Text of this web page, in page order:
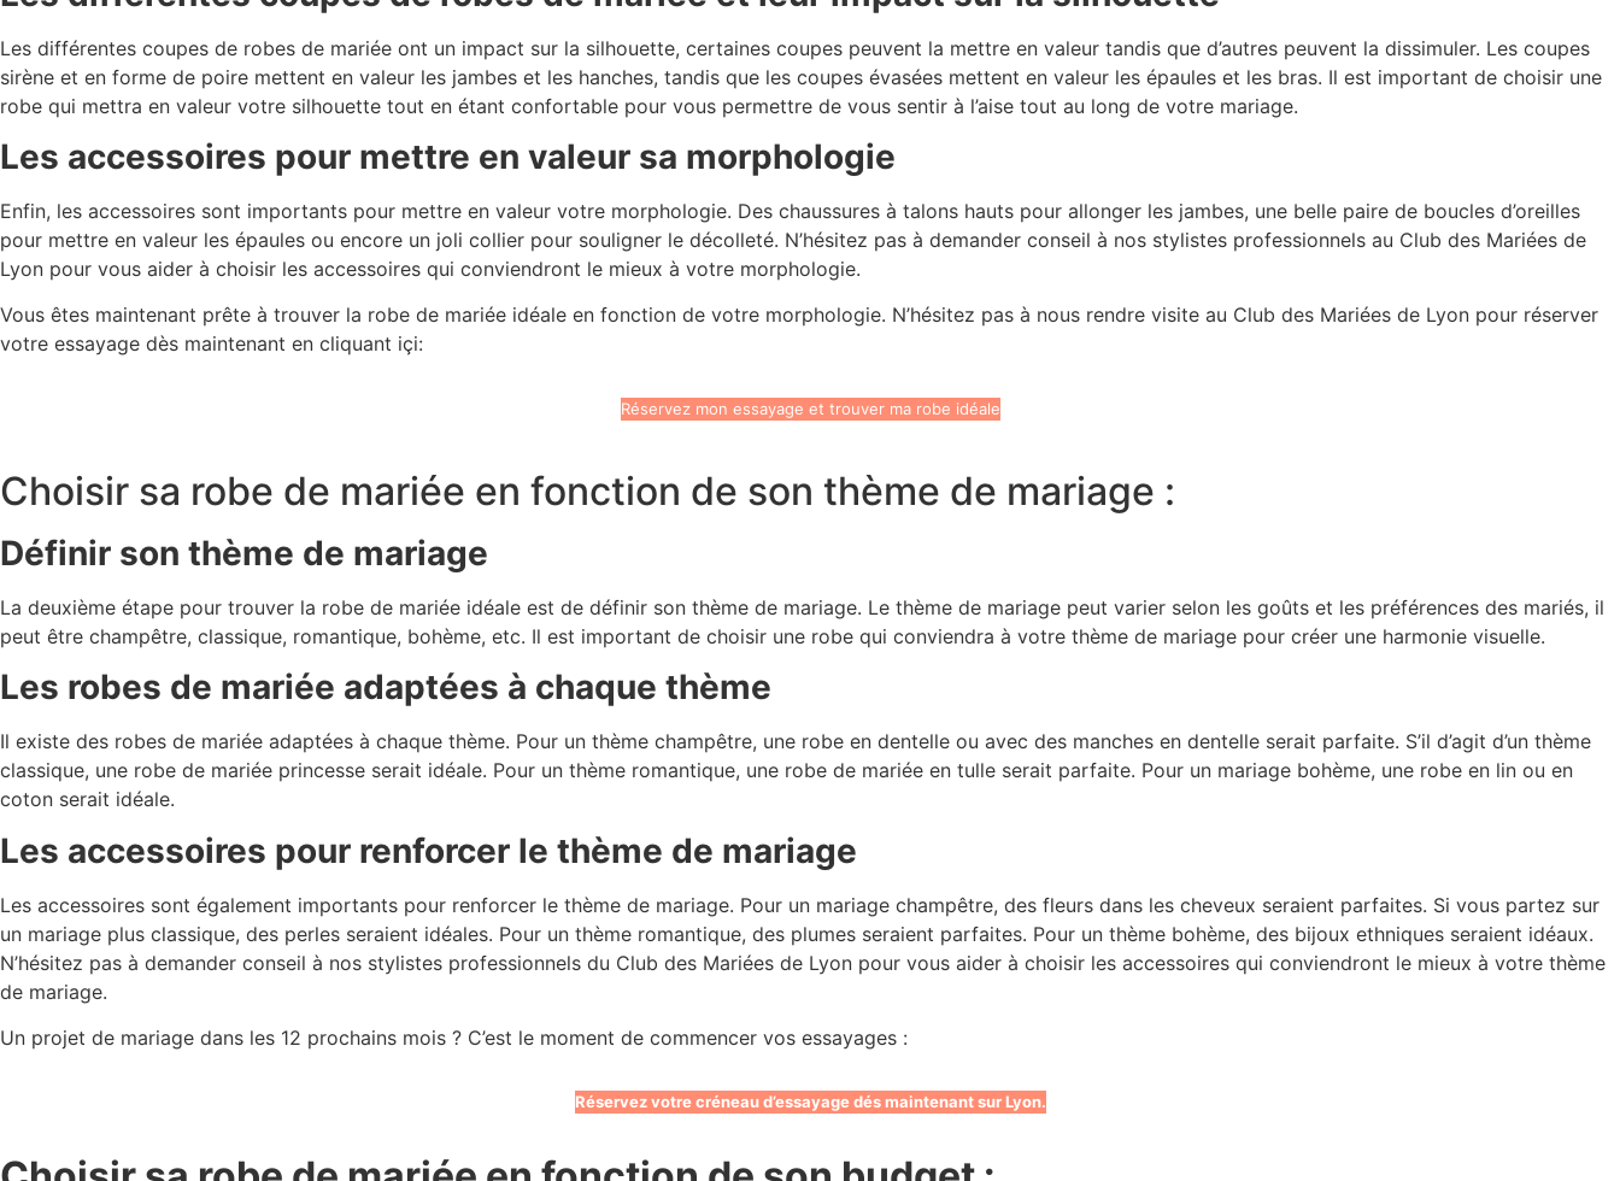
Les différentes coupes de robes de mariée ont un impact sur la silhouette, certaines coupes peuvent la mettre en valeur tandis que d’autres peuvent la dissimuler. Les coupes
sirène et en forme de poire mettent en valeur les jambes et les hanches, tandis que les coupes évasées mettent en valeur les épaules et les bras. Il est important de choisir une
robe qui mettra en valeur votre silhouette tout en étant confortable pour vous permettre de vous sentir à l’aise tout au long de votre mariage.
Les accessoires pour mettre en valeur sa morphologie
Enfin, les accessoires sont importants pour mettre en valeur votre morphologie. Des chaussures à talons hauts pour allonger les jambes, une belle paire de boucles d’oreilles
pour mettre en valeur les épaules ou encore un joli collier pour souligner le décolleté. N’hésitez pas à demander conseil à nos stylistes professionnels au Club des Mariées de
Lyon pour vous aider à choisir les accessoires qui conviendront le mieux à votre morphologie.
Vous êtes maintenant prête à trouver la robe de mariée idéale en fonction de votre morphologie. N’hésitez pas à nous rendre visite au Club des Mariées de Lyon pour réserver
votre essayage dès maintenant en cliquant içi:
Réservez mon essayage et trouver ma robe idéale
Choisir sa robe de mariée en fonction de son thème de mariage :
Définir son thème de mariage
La deuxième étape pour trouver la robe de mariée idéale est de définir son thème de mariage. Le thème de mariage peut varier selon les goûts et les préférences des mariés, il
peut être champêtre, classique, romantique, bohème, etc. Il est important de choisir une robe qui conviendra à votre thème de mariage pour créer une harmonie visuelle.
Les robes de mariée adaptées à chaque thème
Il existe des robes de mariée adaptées à chaque thème. Pour un thème champêtre, une robe en dentelle ou avec des manches en dentelle serait parfaite. S’il d’agit d’un thème
classique, une robe de mariée princesse serait idéale. Pour un thème romantique, une robe de mariée en tulle serait parfaite. Pour un mariage bohème, une robe en lin ou en
coton serait idéale.
Les accessoires pour renforcer le thème de mariage
Les accessoires sont également importants pour renforcer le thème de mariage. Pour un mariage champêtre, des fleurs dans les cheveux seraient parfaites. Si vous partez sur
un mariage plus classique, des perles seraient idéales. Pour un thème romantique, des plumes seraient parfaites. Pour un thème bohème, des bijoux ethniques seraient idéaux.
N’hésitez pas à demander conseil à nos stylistes professionnels du Club des Mariées de Lyon pour vous aider à choisir les accessoires qui conviendront le mieux à votre thème
de mariage.
Un projet de mariage dans les 12 prochains mois ? C’est le moment de commencer vos essayages :
Réservez votre créneau d’essayage dés maintenant sur Lyon.